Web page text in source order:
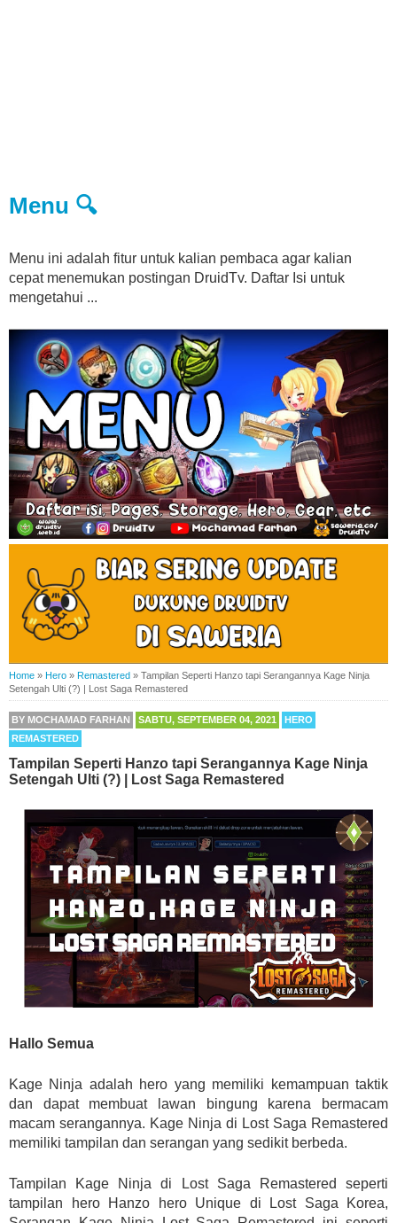
Menu 🔍
Menu ini adalah fitur untuk kalian pembaca agar kalian
cepat menemukan postingan DruidTv. Daftar Isi untuk
mengetahui ...
Home » Hero » Remastered » Tampilan Seperti Hanzo tapi Serangannya Kage Ninja
Setengah Ulti (?) | Lost Saga Remastered
BY MOCHAMAD FARHAN SABTU, SEPTEMBER 04, 2021
HERO
REMASTERED
Tampilan Seperti Hanzo tapi Serangannya Kage Ninja
Setengah Ulti (?) | Lost Saga Remastered
Hallo Semua
Kage Ninja adalah hero yang memiliki kemampuan taktik
dan dapat membuat lawan bingung karena bermacam
macam serangannya. Kage Ninja di Lost Saga Remastered
memiliki tampilan dan serangan yang sedikit berbeda.
Tampilan Kage Ninja di Lost Saga Remastered seperti
tampilan hero Hanzo hero Unique di Lost Saga Korea,